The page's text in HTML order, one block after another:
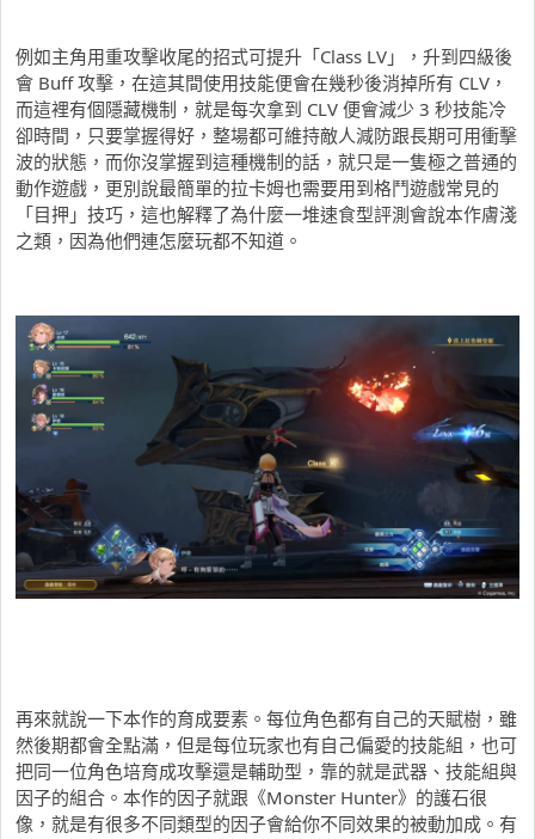
例如主角用重攻擊收尾的招式可提升「Class LV」，升到四級後
會 Buff 攻擊，在這其間使用技能便會在幾秒後消掉所有 CLV，
而這裡有個隱藏機制，就是每次拿到 CLV 便會減少 3 秒技能冷
卻時間，只要掌握得好，整場都可維持敵人減防跟長期可用衝擊
波的狀態，而你沒掌握到這種機制的話，就只是一隻極之普通的
動作遊戲，更別說最簡單的拉卡姆也需要用到格鬥遊戲常見的
「目押」技巧，這也解釋了為什麼一堆速食型評測會說本作膚淺
之類，因為他們連怎麼玩都不知道。
再來就說一下本作的育成要素。每位角色都有自己的天賦樹，雖
然後期都會全點滿，但是每位玩家也有自己偏愛的技能組，也可
把同一位角色培育成攻擊還是輔助型，靠的就是武器、技能組與
因子的組合。本作的因子就跟《Monster Hunter》的護石很
像，就是有很多不同類型的因子會給你不同效果的被動加成。有